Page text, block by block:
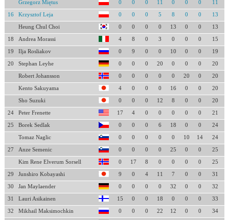
Grzegorz Miętus 0 0 0 11 0 0 0 11
16 Krzysztof Leja 0 0 0 5 8 0 0 13
Heung Chul Choi 0 0 0 0 13 0 0 13
18 Andrea Morassi 4 8 0 3 0 0 0 15
19 Ilja Rosliakov 0 9 0 0 10 0 0 19
20 Stephan Leyhe 0 0 0 20 0 0 0 20
Robert Johansson 0 0 0 0 0 20 0 20
Kento Sakuyama 4 0 0 0 16 0 0 20
Sho Suzuki 0 0 0 12 8 0 0 20
24 Peter Frenette 17 4 0 0 0 0 0 21
25 Borek Sedlak 0 0 0 6 18 0 0 24
Tomaz Naglic 0 0 0 0 0 10 14 24
27 Anze Semenic 0 0 0 0 25 0 0 25
Kim Rene Elverum Sorsell 0 17 8 0 0 0 0 25
29 Junshiro Kobayashi 9 0 4 11 7 0 0 31
30 Jan Maylaender 0 0 0 0 32 0 0 32
31 Lauri Asikainen 15 0 0 18 0 0 0 33
32 Mikhail Maksimochkin 0 0 0 22 12 0 0 34